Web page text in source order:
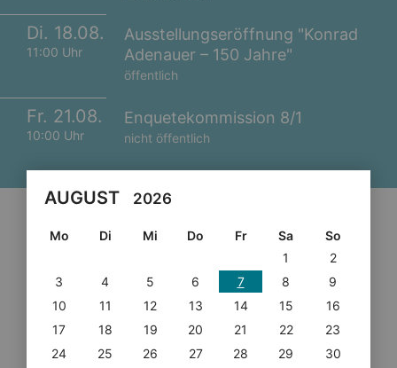
Di. 18.08.
11:00 Uhr
Ausstellungseröffnung "Konrad
Adenauer – 150 Jahre"
öffentlich
Fr. 21.08.
10:00 Uhr
Enquetekommission 8/1
nicht öffentlich
AUGUST 2026
Mo Di Mi Do Fr Sa
So
1
2
3
4 5 6 7 8
9
10
11 12 13 14 15
16
17
18 19 20 21 22
23
24
25 26 27 28 29
30